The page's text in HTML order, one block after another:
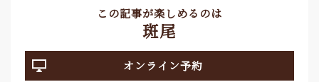
この記事が楽しめるのは
斑尾
オンライン予約